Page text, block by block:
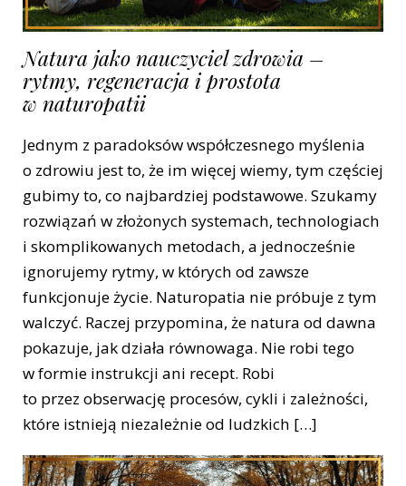
Natura jako nauczyciel zdrowia –
rytmy, regeneracja i prostota
w naturopatii
Jednym z paradoksów współczesnego myślenia
o zdrowiu jest to, że im więcej wiemy, tym częściej
gubimy to, co najbardziej podstawowe. Szukamy
rozwiązań w złożonych systemach, technologiach
i skomplikowanych metodach, a jednocześnie
ignorujemy rytmy, w których od zawsze
funkcjonuje życie. Naturopatia nie próbuje z tym
walczyć. Raczej przypomina, że natura od dawna
pokazuje, jak działa równowaga. Nie robi tego
w formie instrukcji ani recept. Robi
to przez obserwację procesów, cykli i zależności,
które istnieją niezależnie od ludzkich […]